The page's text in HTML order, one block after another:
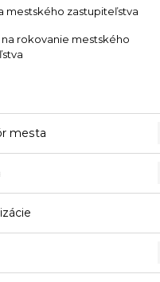
mestského zastupiteľstva
rokovanie mestského
mesta